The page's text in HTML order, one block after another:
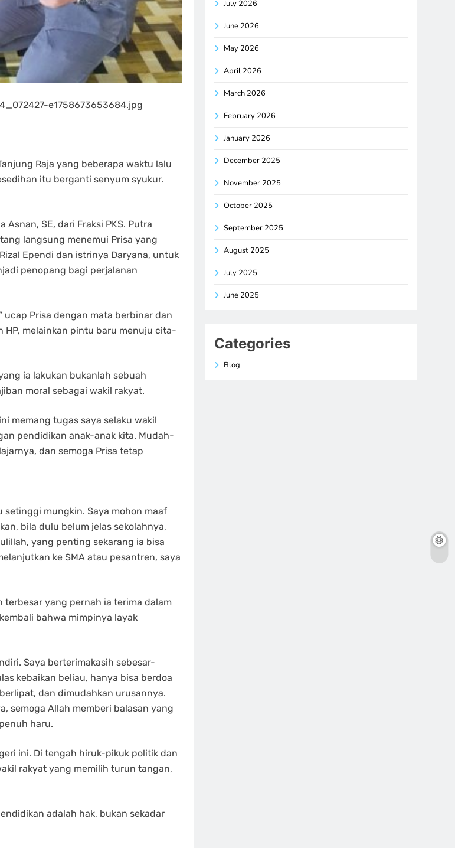
e1758673653684.jpg
Raja yang beberapa waktu lalu
itu berganti senyum syukur.
Asnan, SE, dari Fraksi PKS. Putra
langsung menemui Prisa yang
Ependi dan istrinya Daryana, untuk
penopang bagi perjalanan
ucap Prisa dengan mata berbinar dan
HP, melainkan pintu baru menuju cita-
ia lakukan bukanlah sebuah
moral sebagai wakil rakyat.
memang tugas saya selaku wakil
pendidikan anak-anak kita. Mudah-
dan semoga Prisa tetap
setinggi mungkin. Saya mohon maaf
bila dulu belum jelas sekolahnya,
yang penting sekarang ia bisa
ke SMA atau pesantren, saya
terbesar yang pernah ia terima dalam
bahwa mimpinya layak
Saya berterimakasih sebesar-
kebaikan beliau, hanya bisa berdoa
dan dimudahkan urusannya.
semoga Allah memberi balasan yang
haru.
ini. Di tengah hiruk-pikuk politik dan
rakyat yang memilih turun tangan,
adalah hak, bukan sekadar
July 2026
June 2026
May 2026
April 2026
March 2026
February 2026
January 2026
December 2025
November 2025
October 2025
September 2025
August 2025
July 2025
June 2025
Categories
Blog